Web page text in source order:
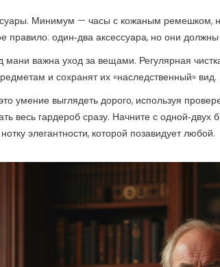
Минимум — часы с кожаным ремешком,
правило: один‑два аксессуара, но они должны
мани важна уход за вещами. Регулярная
и сохранят их «наследственный» вид.
умение выглядеть дорого, используя
весь гардероб сразу. Начните с
элегантности, которой позавидует любой.